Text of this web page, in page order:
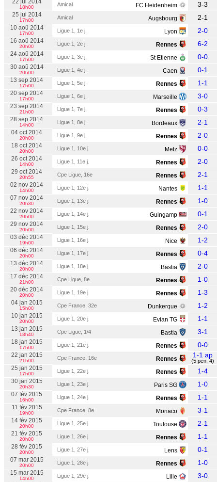
22 jui 2014
18h00 Amical FC Heidenheim 3-3
25 jui 2014
17h00 Amical Augsbourg 2-1
10 aoû 2014
17h00 Ligue 1, 1e j. Lyon 2-0
16 aoû 2014
20h00 Ligue 1, 2e j. Rennes 6-2
24 aoû 2014
17h00 Ligue 1, 3e j. St Etienne 0-0
30 aoû 2014
20h00 Ligue 1, 4e j. Caen 0-1
13 sep 2014
17h00 Ligue 1, 5e j. Rennes 1-1
20 sep 2014
17h00 Ligue 1, 6e j. Marseille 3-0
23 sep 2014
21h00 Ligue 1, 7e j. Rennes 0-3
28 sep 2014
14h00 Ligue 1, 8e j. Bordeaux 2-1
04 oct 2014
20h00 Ligue 1, 9e j. Rennes 2-0
18 oct 2014
20h00 Ligue 1, 10e j. Metz 0-0
26 oct 2014
14h00 Ligue 1, 11e j. Rennes 2-0
29 oct 2014
20h55 Cpe Ligue, 16e Rennes 2-1
02 nov 2014
14h00 Ligue 1, 12e j. Nantes 1-1
07 nov 2014
20h30 Ligue 1, 13e j. Rennes 1-0
22 nov 2014
20h00 Ligue 1, 14e j. Guingamp 0-1
29 nov 2014
20h00 Ligue 1, 15e j. Rennes 2-0
03 déc 2014
19h00 Ligue 1, 16e j. Nice 1-2
06 déc 2014
20h00 Ligue 1, 17e j. Rennes 0-4
13 déc 2014
20h00 Ligue 1, 18e j. Bastia 2-0
17 déc 2014
21h00 Cpe Ligue, 8e Rennes 1-0
20 déc 2014
20h00 Ligue 1, 19e j. Rennes 1-3
04 jan 2015
15h00 Cpe France, 32e Dunkerque 1-2
10 jan 2015
20h00 Ligue 1, 20e j. Evian TG 1-1
13 jan 2015
18h40 Cpe Ligue, 1/4 Bastia 3-1
18 jan 2015
17h00 Ligue 1, 21e j. Rennes 0-0
22 jan 2015
21h00 Cpe France, 16e Rennes 1-1 ap
(5 pen. 4)
25 jan 2015
17h00 Ligue 1, 22e j. Rennes 1-4
30 jan 2015
20h30 Ligue 1, 23e j. Paris SG 1-0
07 fév 2015
16h00 Ligue 1, 24e j. Rennes 1-1
11 fév 2015
19h00 Cpe France, 8e Monaco 3-1
14 fév 2015
20h00 Ligue 1, 25e j. Toulouse 2-1
21 fév 2015
20h00 Ligue 1, 26e j. Rennes 1-1
28 fév 2015
20h00 Ligue 1, 27e j. Lens 0-1
07 mar 2015
20h00 Ligue 1, 28e j. Rennes 1-0
15 mar 2015
14h00 Ligue 1, 29e j. Lille 3-0